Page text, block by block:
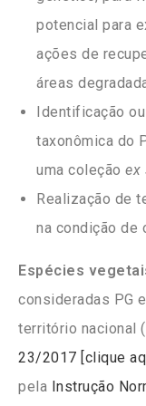
potencial para
ações de
áreas
Identificação
taxonômica do
uma coleção ex
Realização de
na condição de
Espécies
consideradas PG
território nacional
23/2017 [clique
pela Instrução